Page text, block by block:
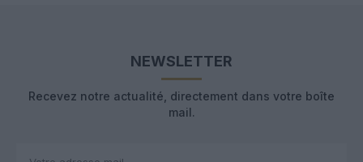
NEWSLETTER
Recevez notre actualité, directement dans votre boîte
mail.